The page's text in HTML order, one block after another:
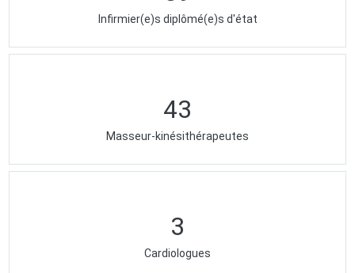
Infirmier(e)s diplômé(e)s d'état
43
Masseur-kinésithérapeutes
3
Cardiologues